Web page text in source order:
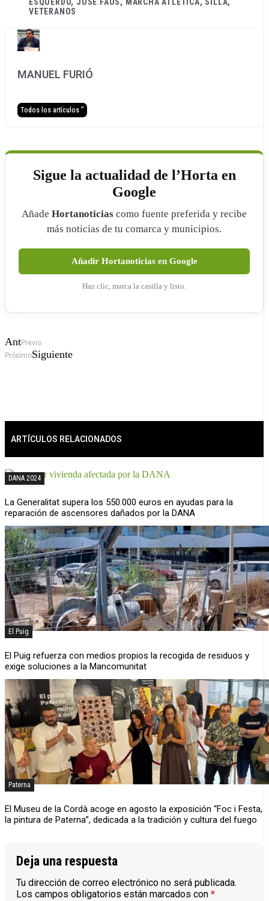
ESQUERDO, JOSÉ FAUS, MARCHA ATLÉTICA, SILLA,
VETERANOS
MANUEL FURIÓ
Todos los artículos ”
Sigue la actualidad de l’Horta en
Google
Añade Hortanoticias como fuente preferida y recibe
más noticias de tu comarca y municipios.
Añadir Hortanoticias en Google
Haz clic, marca la casilla y listo.
AntPrevio
PróximoSiguiente
ARTÍCULOS RELACIONADOS
DANA 2024
La Generalitat supera los 550.000 euros en ayudas para la
reparación de ascensores dañados por la DANA
El Puig
El Puig refuerza con medios propios la recogida de residuos y
exige soluciones a la Mancomunitat
Paterna
El Museu de la Cordà acoge en agosto la exposición “Foc i Festa,
la pintura de Paterna”, dedicada a la tradición y cultura del fuego
Deja una respuesta
Tu dirección de correo electrónico no será publicada.
Los campos obligatorios están marcados con *